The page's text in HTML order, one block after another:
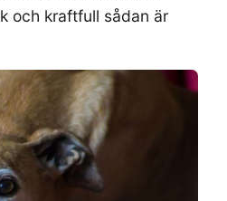
och kraftfull sådan är